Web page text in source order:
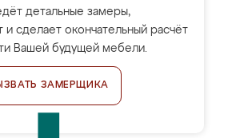
детальные замеры,
и сделает окончательный расчёт
Вашей будущей мебели.
ЗАМЕРЩИКА